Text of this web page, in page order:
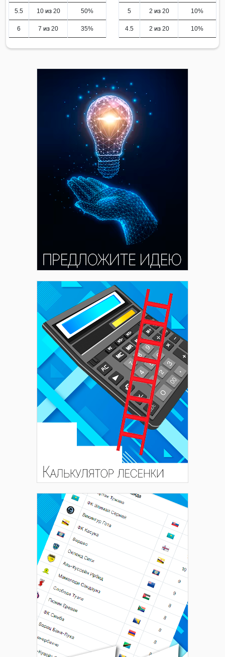
5.5 10 из 20 50%
6 7 из 20 35%
5 2 из 20 10%
4.5 2 из 20 10%